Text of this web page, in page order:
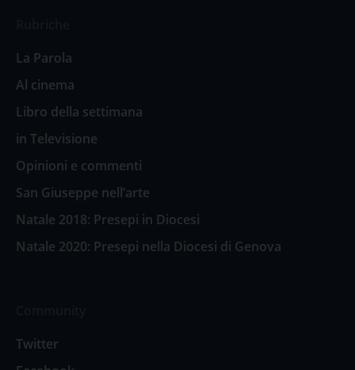
La Parola
Al cinema
Libro della settimana
in Televisione
Opinioni e commenti
San Giuseppe nell’arte
Natale 2018: Presepi in Diocesi
Natale 2020: Presepi nella Diocesi di Genova
Twitter